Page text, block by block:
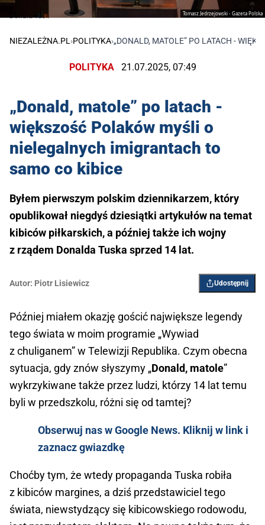
Tomasz Jedrzejowski - Gazeta Polska
Donald Tusk
NIEZALEŻNA.PL ›POLITYKA›„DONALD, MATOLE” PO LATACH -
POLITYKA 21.07.2025, 07:49
„Donald, matole” po latach -
większość Polaków myśli o
nielegalnych imigrantach to
samo co kibice
Byłem pierwszym polskim dziennikarzem, który
opublikował niegdyś dziesiątki artykułów na temat
kibiców piłkarskich, a później także ich wojny
z rządem Donalda Tuska sprzed 14 lat.
Autor: Piotr Lisiewicz Udostępnij
Później miałem okazję gościć największe legendy
tego świata w moim programie „Wywiad
z chuliganem” w Telewizji Republika. Czym obecna
sytuacja, gdy znów słyszymy „Donald, matole”
wykrzykiwane także przez ludzi, którzy 14 lat temu
byli w przedszkolu, różni się od tamtej?
Obserwuj nas w Google News. Kliknij w link i
zaznacz gwiazdkę
Choćby tym, że wtedy propaganda Tuska robiła
z kibiców margines, a dziś przedstawiciel tego
świata, niewstydzący się kibicowskiego rodowodu,